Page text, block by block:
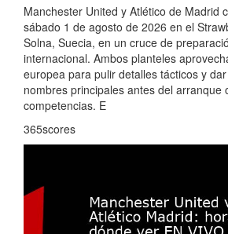
Manchester United y Atlético de Madrid
sábado 1 de agosto de 2026 en el
Solna, Suecia, en un cruce de
internacional. Ambos planteles
europea para pulir detalles tácticos y
nombres principales antes del arranque
competencias. E
365scores